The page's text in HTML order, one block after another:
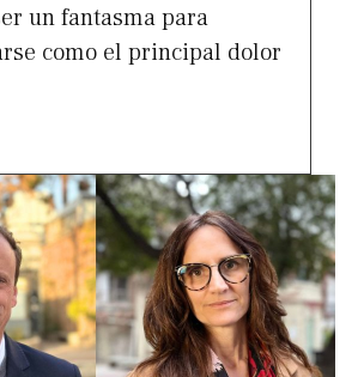
un fantasma para
como el principal dolor